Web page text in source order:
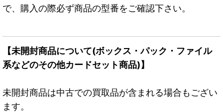
で、購入の際必ず商品の型番をご確認下さい。
【未開封商品について(ボックス・パック・ファイル
系などのその他カードセット商品)】
未開封商品は中古での買取品が含まれる場合もござい
ます。